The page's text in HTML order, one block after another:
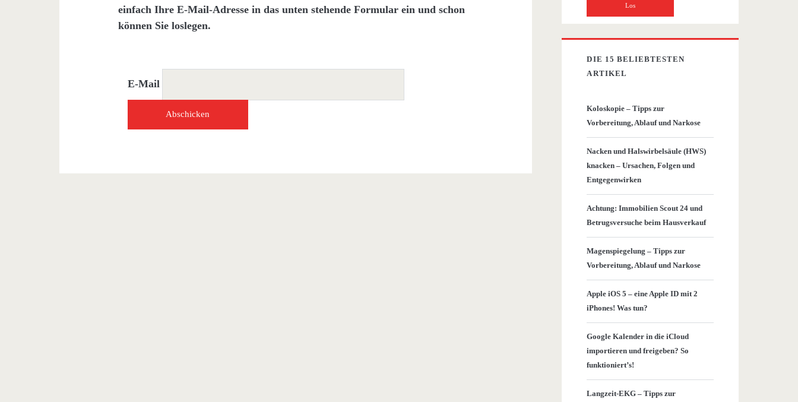
einfach Ihre E-Mail-Adresse in das unten stehende Formular ein und schon
können Sie loslegen.
E-Mail
DIE 15 BELIEBTESTEN
ARTIKEL
Koloskopie – Tipps zur
Vorbereitung, Ablauf und Narkose
Nacken und Halswirbelsäule (HWS)
knacken – Ursachen, Folgen und
Entgegenwirken
Achtung: Immobilien Scout 24 und
Betrugsversuche beim Hausverkauf
Magenspiegelung – Tipps zur
Vorbereitung, Ablauf und Narkose
Apple iOS 5 – eine Apple ID mit 2
iPhones! Was tun?
Google Kalender in die iCloud
importieren und freigeben? So
funktioniert’s!
Langzeit-EKG – Tipps zur